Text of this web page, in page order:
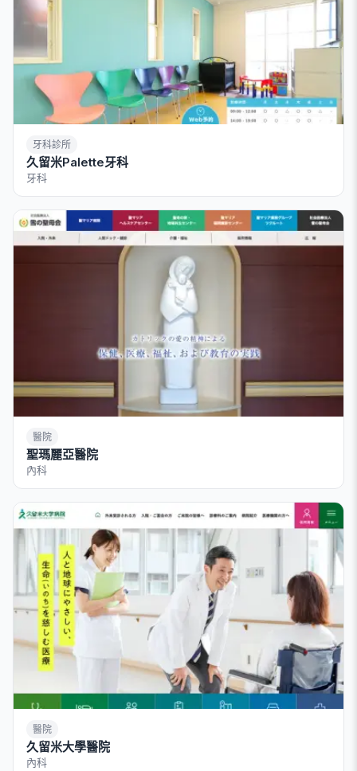
牙科診所
久留米Palette牙科
牙科
醫院
聖瑪麗亞醫院
內科
醫院
久留米大學醫院
內科